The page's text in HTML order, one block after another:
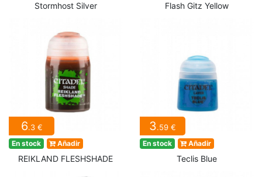
Stormhost Silver Flash Gitz Yellow
6.3 €
En stock Añadir
REIKLAND FLESHSHADE
3.59 €
En stock Añadir
Teclis Blue